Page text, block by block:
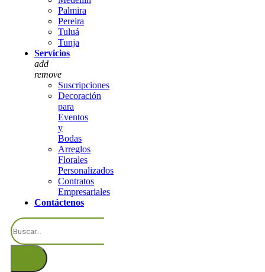
Palmira
Pereira
Tuluá
Tunja
Servicios
add
remove
Suscripciones
Decoración
para
Eventos
y
Bodas
Arreglos
Florales
Personalizados
Contratos
Empresariales
Contáctenos